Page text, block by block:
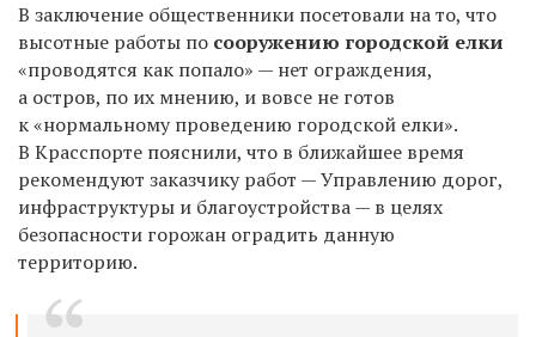
В заключение общественники посетовали на то, что
высотные работы по сооружению городской елки
«проводятся как попало» — нет ограждения,
а остров, по их мнению, и вовсе не готов
к «нормальному проведению городской елки».
В Красспорте пояснили, что в ближайшее время
рекомендуют заказчику работ — Управлению дорог,
инфраструктуры и благоустройства — в целях
безопасности горожан оградить данную
территорию.